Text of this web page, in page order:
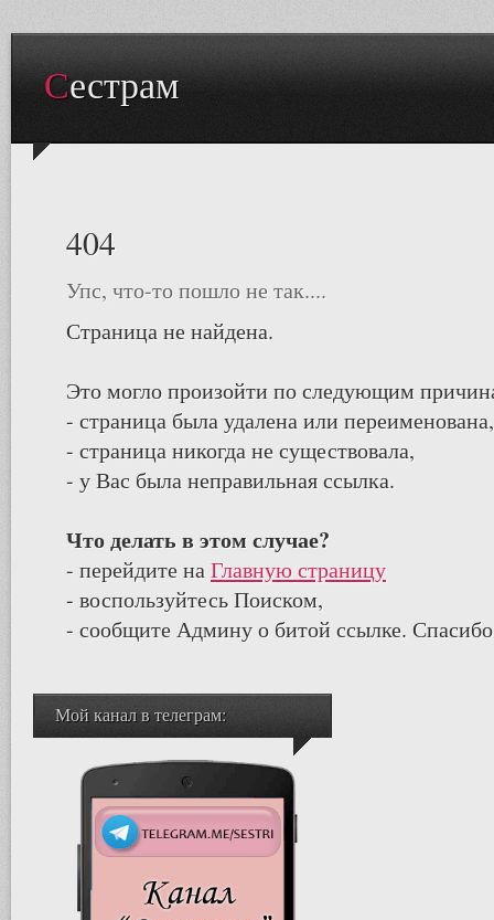
Сестрам
404
Упс, что-то пошло не так....
Страница не найдена.
Это могло произойти по следующим
- страница была удалена или переименована,
- страница никогда не существовала,
- у Вас была неправильная ссылка.
Что делать в этом случае?
- перейдите наГлавную страницу
- воспользуйтесь Поиском,
- сообщите Админу о битой ссылке.
Мой канал в телеграм: